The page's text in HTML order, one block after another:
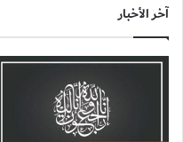
آخر الأخبار